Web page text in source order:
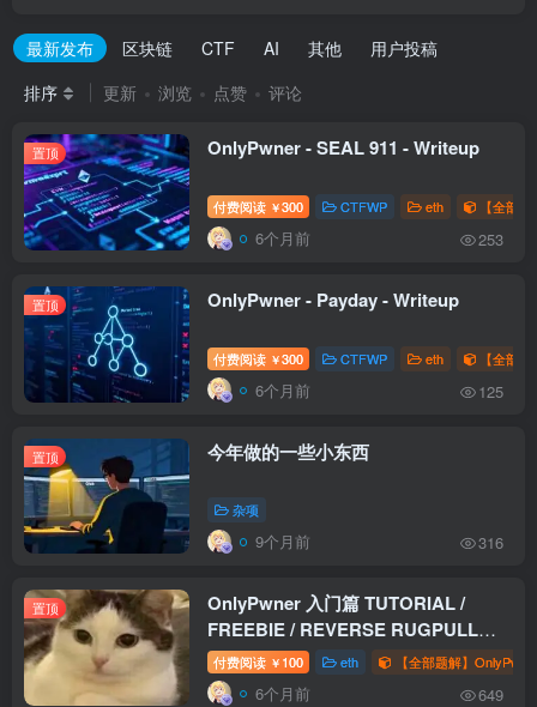
最新发布 区块链 CTF AI 其他
用户投稿
排序
更新 浏览 点赞 评论
置顶 OnlyPwner - SEAL 911 - Writeup
付费阅读 ￥300 CTFWP eth 【全部
6个月前 253
置顶 OnlyPwner - Payday - Writeup
付费阅读 ￥300 CTFWP eth 【全部
6个月前 125
置顶 今年做的一些小东西
杂项
9个月前 316
置顶
OnlyPwner 入门篇 TUTORIAL /
FREEBIE / REVERSE RUGPULL
WriteUp
付费阅读 ￥ 100 eth 【全部题解】
6个月前 649